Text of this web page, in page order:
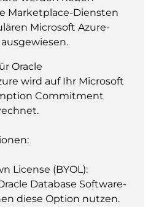
Marketplace-Diensten
Microsoft Azure-
Oracle
wird auf Ihr Microsoft
Commitment
License (BYOL):
Database Software-
diese Option nutzen.